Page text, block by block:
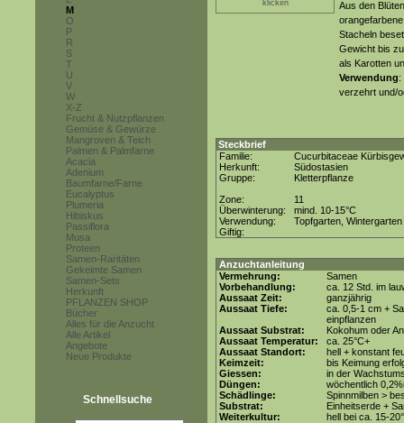
M
O
P
R
S
T
U
V
W
X-Z
Frucht & Nutzpflanzen
Gemüse & Gewürze
Mangroven & Teich
Palmen & Palmfarne
Acacia
Adenium
Baumfarne/Farne
Eucalyptus
Plumeria
Hibiskus
Passiflora
Musa
Proteen
Samen-Raritäten
Gekeimte Samen
Samen-Sets
Herkunft
PFLANZEN SHOP
Bücher
Alles für die Anzucht
Alle Artikel
Angebote
Neue Produkte
Schnellsuche
klicken
Aus den
Stacheln
Gewicht bis
als Karotten
Verwendung:
verzehrt und/
Steckbrief
Familie:
Cucurbitaceae
Herkunft:
Südostasien
Gruppe:
Kletterpflanze
Zone:
11
Überwinterung:
mind. 10-15°C
Verwendung:
Topfgarten, Wintergarten
Giftig:
Anzuchtanleitung
Vermehrung:
Samen
Vorbehandlung:
ca. 12 Std. im
Aussaat Zeit:
ganzjährig
Aussaat Tiefe:
ca. 0,5-1 cm +
einpflanzen
Aussaat Substrat:
Kokohum oder
Aussaat Temperatur:
ca. 25°C+
Aussaat Standort:
hell + konstant
Keimzeit:
bis Keimung
Giessen:
in der
Düngen:
wöchentlich
Schädlinge:
Spinnmilben >
Substrat:
Einheitserde +
Weiterkultur:
hell bei ca. 15-